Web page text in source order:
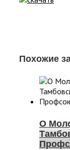
Похожие
О